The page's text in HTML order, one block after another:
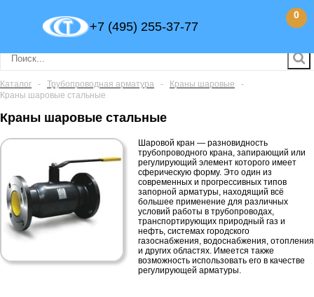
+7 (495) 255-37-77
0
Каталог - Трубопроводная арматура - Краны шаровые
-
Краны шаровые стальные
Краны шаровые стальные
Шаровой кран — разновидность
трубопроводного крана, запирающий или
регулирующий элемент которого имеет
сферическую форму. Это один из
современных и прогрессивных типов
запорной арматуры, находящий всё
большее применение для различных
условий работы в трубопроводах,
транспортирующих природный газ и
нефть, системах городского
газоснабжения, водоснабжения, отопления
и других областях. Имеется также
возможность использовать его в качестве
регулирующей арматуры.